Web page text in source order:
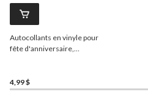
Autocollants en vinyle pour
fête d'anniversaire,
4,99 $